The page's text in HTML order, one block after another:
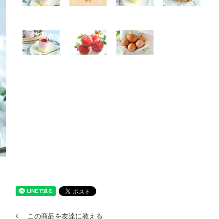
この商品を友達に教える